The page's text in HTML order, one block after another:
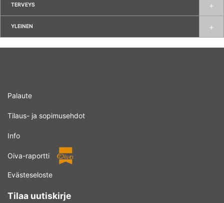
TERVEYS
YLEINEN
Palaute
Tilaus- ja sopimusehdot
Info
Oiva-raportti
Evästeseloste
Tilaa uutiskirje